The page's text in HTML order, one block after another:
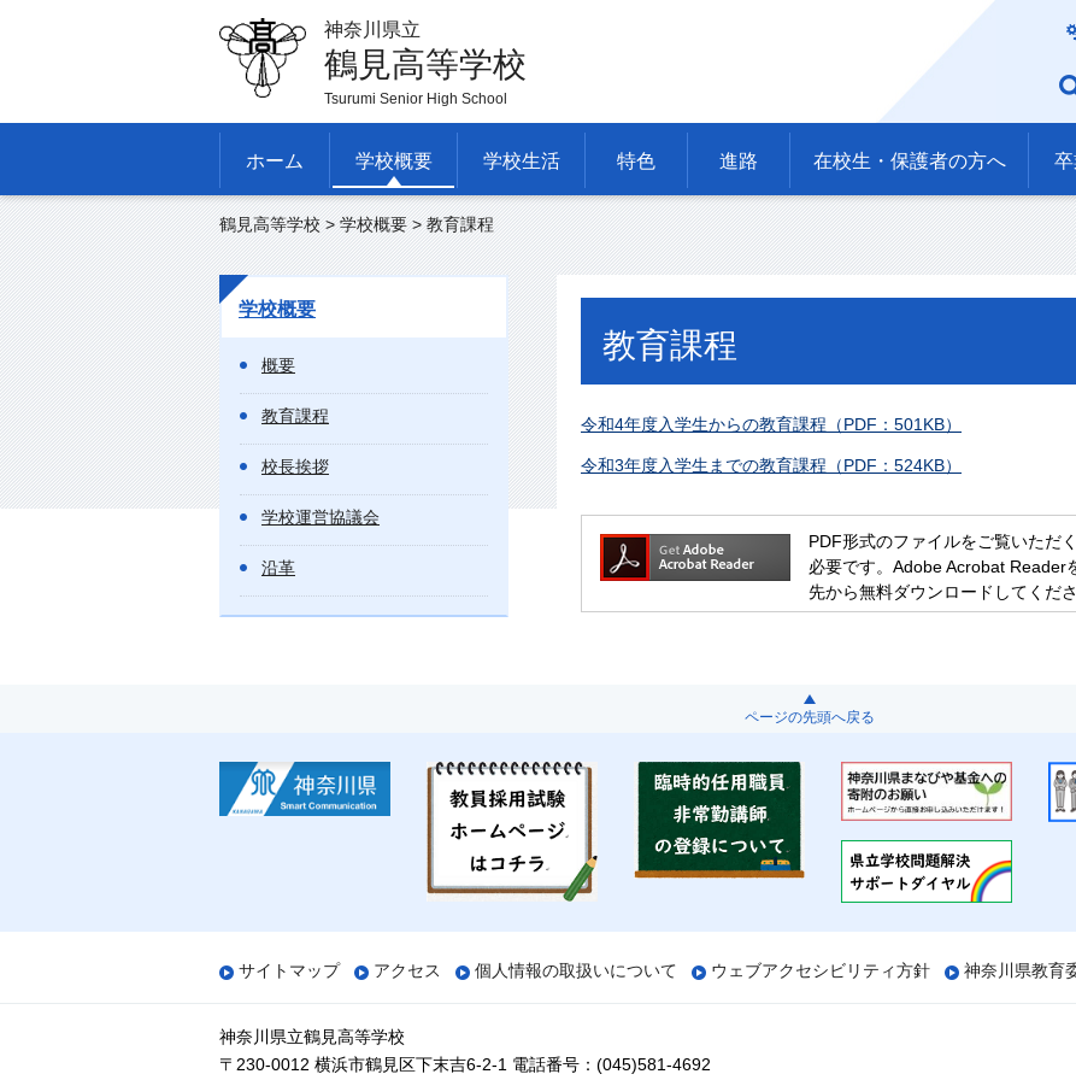
神奈川県立
鶴見高等学校
Tsurumi Senior High School
ホーム 学校概要 学校生活 特色 進路 在校生・保護者の方へ
鶴見高等学校>学校概要> 教育課程
学校概要
概要
教育課程
校長挨拶
学校運営協議会
沿革
教育課程
令和4年度入学生からの教育課程（PDF：501KB）
令和3年度入学生までの教育課程（PDF：524KB）
PDF形式のファイルをご覧いただ
必要です。Adobe Acrobat Reader
先から無料ダウンロードしてくださ
ページの先頭へ戻る
サイトマップ アクセス 個人情報の取扱いについて ウェブアクセシビリティ方針 神奈川県教育
神奈川県立鶴見高等学校
〒230-0012 横浜市鶴見区下末吉6-2-1 電話番号：(045)581-4692